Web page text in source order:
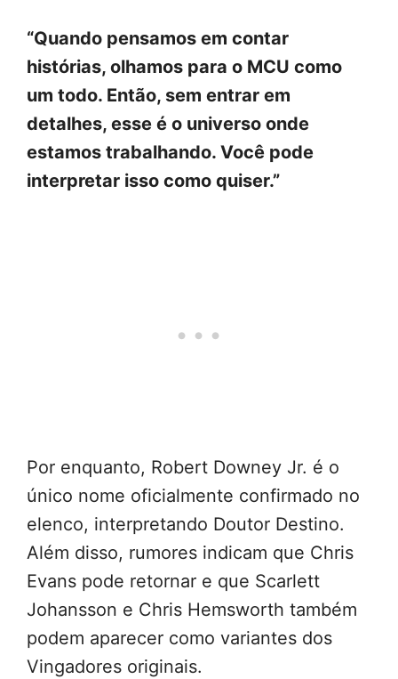
“Quando pensamos em contar
histórias, olhamos para o MCU como
um todo. Então, sem entrar em
detalhes, esse é o universo onde
estamos trabalhando. Você pode
interpretar isso como quiser.”
Por enquanto, Robert Downey Jr. é o
único nome oficialmente confirmado no
elenco, interpretando Doutor Destino.
Além disso, rumores indicam que Chris
Evans pode retornar e que Scarlett
Johansson e Chris Hemsworth também
podem aparecer como variantes dos
Vingadores originais.